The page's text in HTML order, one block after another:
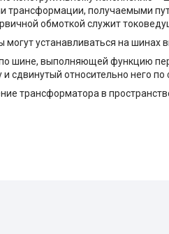
трансформации, получаемыми
обмоткой служит
устанавливаться на шинах
шине, выполняющей функцию
сдвинутый относительно него по
трансформатора в